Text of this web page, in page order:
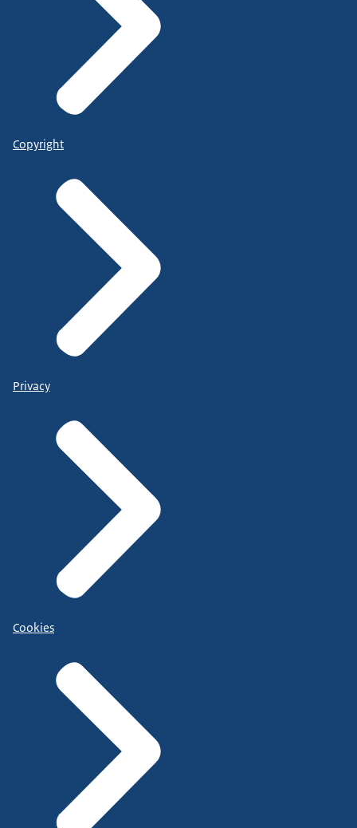
Copyright
Privacy
Cookies